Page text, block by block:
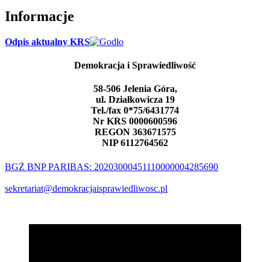
Informacje
Odpis aktualny KRS
Demokracja i Sprawiedliwość
58-506 Jelenia Góra,
ul. Działkowicza 19
Tel./fax 0*75/6431774
Nr KRS 0000600596
REGON 363671575
NIP 6112764562
BGŻ BNP PARIBAS: 20203000451110000004285690
sekretariat@demokracjaisprawiedliwosc.pl